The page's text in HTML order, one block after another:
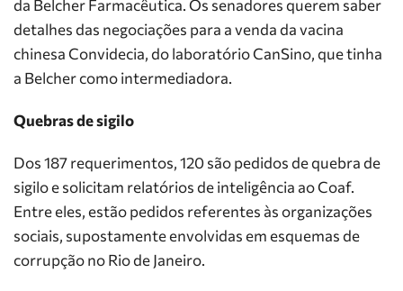
da Belcher Farmacêutica. Os senadores querem saber
detalhes das negociações para a venda da vacina
chinesa Convidecia, do laboratório CanSino, que tinha
a Belcher como intermediadora.
Quebras de sigilo
Dos 187 requerimentos, 120 são pedidos de quebra de
sigilo e solicitam relatórios de inteligência ao Coaf.
Entre eles, estão pedidos referentes às organizações
sociais, supostamente envolvidas em esquemas de
corrupção no Rio de Janeiro.